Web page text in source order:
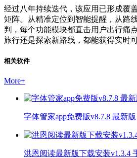
经过八年持续迭代，该应用已形成覆
矩阵。从精准定位到智能提醒，从路
判，每个功能模块都直击用户出行痛
旅行还是探索新路线，都能获得实时
相关软件
More+
字体管家app免费版v8.7.8 最新版
洪恩阅读最新版下载安装v1.3.4